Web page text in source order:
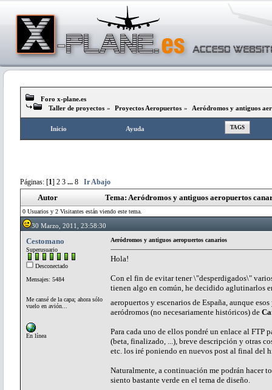
Foro x-plane.es
Taller de proyectos » Proyectos Aeropuertos » Aeródromos y antiguos
Inicio Ayuda TAGS
Páginas: [1] 2 3 ... 8 Ir Abajo
Autor Tema: Aeródromos y antiguos aeropuertos
0 Usuarios y 2 Visitantes están viendo este tema.
30 Marzo, 2011, 23:58:30
Cestomano
Superusuario
Desconectado
Mensajes: 5484
Me cansé de la capa; ahora sólo
vuelo en avión...
En línea
Aeródromos y antiguos aeropuertos canarios
Hola!
Con el fin de evitar tener \"desperdigados\"
tienen algo en común, he decidido aglutinarlos
aeropuertos y escenarios de España, aunque
aeródromos (no necesariamente históricos) de
Para cada uno de ellos pondré un enlace al FTP
(beta, finalizado, ...), breve descripción y otras
etc. los iré poniendo en nuevos post al final del
Naturalmente, a continuación me podrán hacer
siento bastante verde en el tema de diseño.